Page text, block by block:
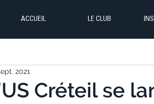
ACCUEIL LE CLUB
Créteil se
2021